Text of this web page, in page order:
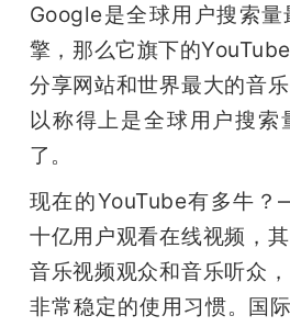
Google是全球用户搜索量
擎，那么它旗下的
分享网站和世界最大的音
以称得上是全球用户搜索
了。
现在的YouTube有多牛
十亿用户观看在线视频，
音乐视频观众和音乐听众
非常稳定的使用习惯。国